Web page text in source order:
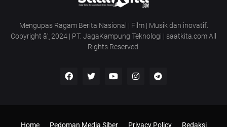
Mengupas Ragam Berita Nasional | Film | Musik dan inovatif.
Copyright â’¸ 2024 | PT. JagaKampung Teknologi | saatkita.com All
Rights Reserved.
Home Pedoman Media Siber Privacy Policy Redaksi